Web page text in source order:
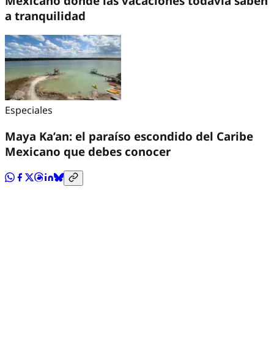
a tranquilidad
Especiales
Maya Ka’an: el paraíso escondido del Caribe
Mexicano que debes conocer